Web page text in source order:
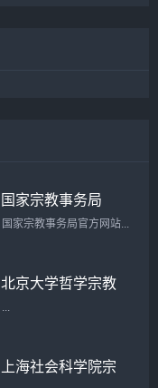
国家宗教事务局
国家宗教事务局官方网站...
北京大学哲学宗教
...
上海社会科学院宗